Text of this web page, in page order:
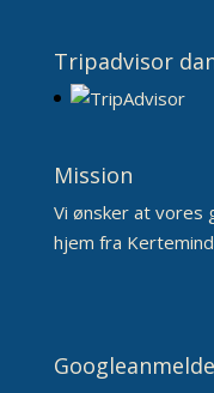
Tripadvisor
Mission
Vi ønsker at
hjem fra